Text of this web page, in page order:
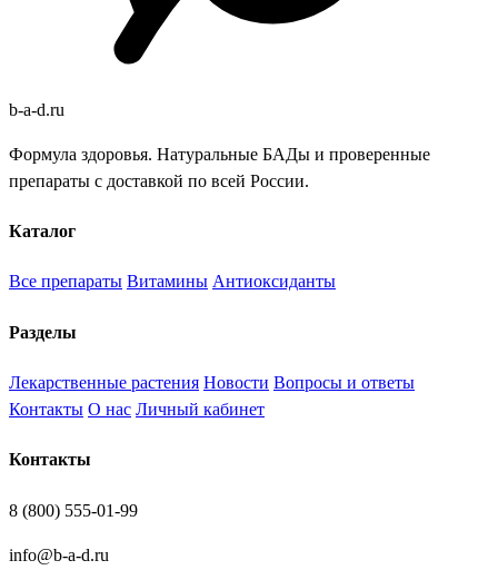
b-a-d.ru
Формула здоровья. Натуральные БАДы и проверенные
препараты с доставкой по всей России.
Каталог
Все препараты Витамины Антиоксиданты
Разделы
Лекарственные растения Новости Вопросы и ответы
Контакты О нас Личный кабинет
Контакты
8 (800) 555-01-99
info@b-a-d.ru